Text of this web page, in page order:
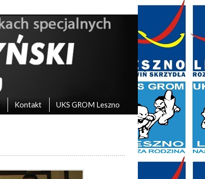
Kontakt UKS GROM Leszno